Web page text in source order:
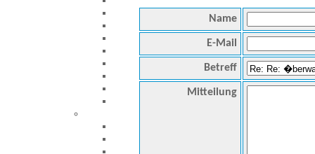
Name
E-Mail
Betreff
Mitteilung